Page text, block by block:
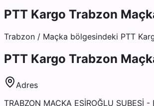
PTT Kargo Trabzon
Trabzon / Maçka bölgesindeki PTT
PTT Kargo Trabzon
Adres
TRABZON MAÇKA ESİROĞLU ŞUBESİ